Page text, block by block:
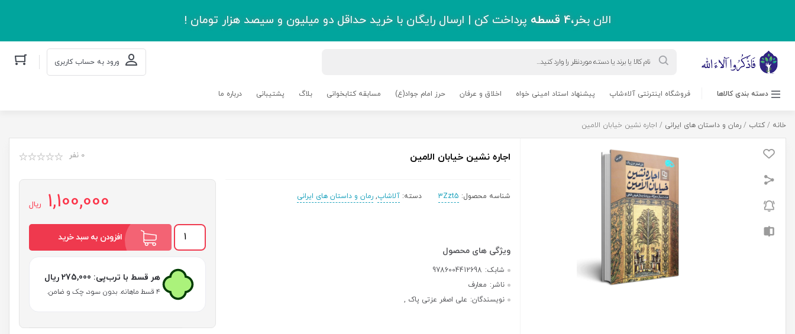
الان بخر،4 قسطه پرداخت کن | ارسال رایگان با خرید حداقل دو میلیون و سیصد هزار تومان !
search ورود به حساب کاربری
دسته بندی کالاها فروشگاه اینترنتی آلاءشاپ پیشنهاد استاد امینی خواه اخلاق و عرفان حرز امام جواد(ع) مسابقه کتابخوانی بلاگ پشتیبانی درباره ما
خانه / کتاب / رمان و داستان های ایرانی / اجاره نشین خیابان الامین
اجاره نشین خیابان الامین 0 نفر
شناسه محصول: 3Zzt5 دسته: آلاشاپ, رمان و داستان های ایرانی
شابک: 9786004412698
ناشر: معارف
نویسندگان: علی اصغر عزتی پاک ,
1,100,000 ریال
اجاره
خیابان
افزودن به سبد خرید
هر قسط با ترب‌پی: 275,000 ریال
۴ قسط ماهانه. بدون سود، چک و ضامن.